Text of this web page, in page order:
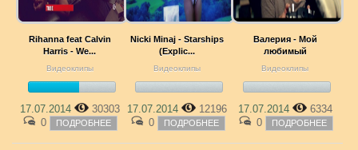
Rihanna feat Calvin
Harris - We...
Видеоклипы
17.07.2014
30303
0
ПОДРОБНЕЕ
Nicki Minaj - Starships
(Explic...
Видеоклипы
17.07.2014
12196
0
ПОДРОБНЕЕ
Валерия - Мой
любимый
Видеоклипы
17.07.2014
6334
0
ПОДРОБНЕЕ